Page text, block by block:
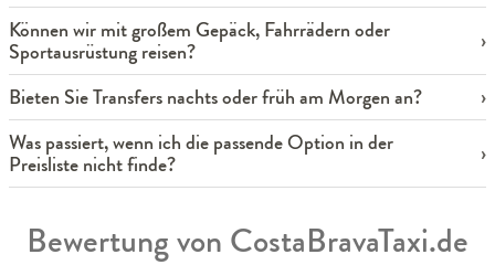
Können wir mit großem Gepäck, Fahrrädern oder
Sportausrüstung reisen?
Bieten Sie Transfers nachts oder früh am Morgen an?
Was passiert, wenn ich die passende Option in der
Preisliste nicht finde?
Bewertung von CostaBravaTaxi.de